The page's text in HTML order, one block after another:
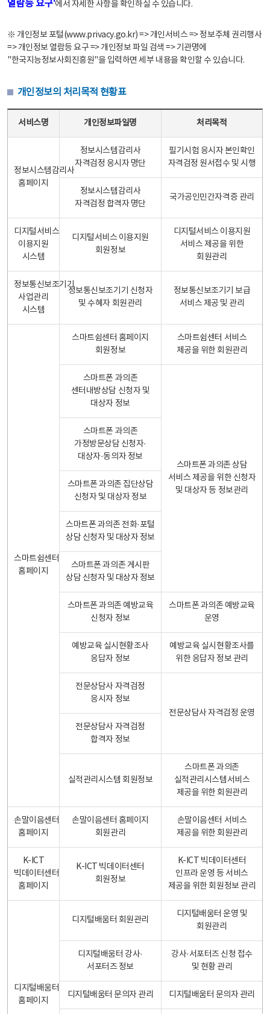
열람등 요구'에서 자세한 사항을 확인하실 수 있습니다.
※ 개인정보 포털(www.privacy.go.kr) => 개인서비스 => 정보주체 권리행사
=> 개인정보 열람등 요구 => 개인정보 파일 검색 => 기관명에
"한국지능정보사회진흥원"을 입력하면 세부 내용을 확인할 수 있습니다.
개인정보의 처리목적 현황표
서비스명 개인정보파일명 처리목적
정보시스템감리사
홈페이지
정보시스템감리사
자격검정 응시자 명단
필기시험 응시자 본인확인
자격검정 원서접수 및 시행
정보시스템감리사
자격검정 합격자 명단
국가공인민간자격증 관리
디지털서비스
이용지원
시스템
디지털서비스 이용지원
회원정보
디지털서비스 이용지원
서비스 제공을 위한
회원관리
정보통신보조기기
사업관리
시스템
정보통신보조기기 신청자
및 수혜자 회원관리
정보통신보조기기 보급
서비스 제공 및 관리
스마트쉼센터
홈페이지
스마트쉼센터 홈페이지
회원정보
스마트쉼센터 서비스
제공을 위한 회원관리
스마트폰 과의존
센터내방상담 신청자 및
대상자 정보
스마트폰 과의존 상담
서비스 제공을 위한 신청자
및 대상자 등 정보관리
스마트폰 과의존
가정방문상담 신청자·
대상자·동의자 정보
스마트폰 과의존 집단상담
신청자 및 대상자 정보
스마트폰 과의존 전화·포털
상담 신청자 및 대상자 정보
스마트폰 과의존 게시판
상담 신청자 및 대상자 정보
스마트폰 과의존 예방교육
신청자 정보
스마트폰 과의존 예방교육
운영
예방교육 실시현황조사
응답자 정보
예방교육 실시현황조사를
위한 응답자 정보 관리
전문상담사 자격검정
응시자 정보
전문상담사 자격검정 운영
전문상담사 자격검정
합격자 정보
실적관리시스템 회원정보
스마트폰 과의존
실적관리시스템서비스
제공을 위한 회원관리
손말이음센터
홈페이지
손말이음센터 홈페이지
회원관리
손말이음센터 서비스
제공을 위한 회원관리
K-ICT
빅데이터센터
홈페이지
K-ICT 빅데이터센터
회원정보
K-ICT 빅데이터센터
인프라 운영 등 서비스
제공을 위한 회원정보 관리
디지털배움터
홈페이지
디지털배움터 회원관리
디지털배움터 운영 및
회원관리
디지털배움터 강사·
서포터즈 정보
강사·서포터즈 신청 접수
및 현황 관리
디지털배움터 문의자 관리 디지털배움터 문의자 관리